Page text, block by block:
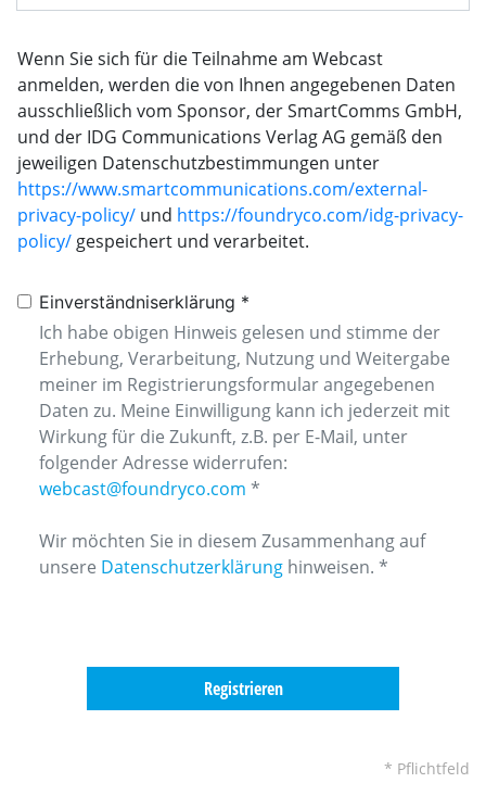
Wenn Sie sich für die Teilnahme am Webcast
anmelden, werden die von Ihnen angegebenen Daten
ausschließlich vom Sponsor, der SmartComms GmbH,
und der IDG Communications Verlag AG gemäß den
jeweiligen Datenschutzbestimmungen unter
https://www.smartcommunications.com/external-
privacy-policy/ und https://foundryco.com/idg-privacy-
policy/ gespeichert und verarbeitet.
Einverständniserklärung
Ich habe obigen Hinweis gelesen und stimme der
Erhebung, Verarbeitung, Nutzung und Weitergabe
meiner im Registrierungsformular angegebenen
Daten zu. Meine Einwilligung kann ich jederzeit mit
Wirkung für die Zukunft, z.B. per E-Mail, unter
folgender Adresse widerrufen:
webcast@foundryco.com *
Wir möchten Sie in diesem Zusammenhang auf
unsere Datenschutzerklärung hinweisen. *
* Pflichtfeld